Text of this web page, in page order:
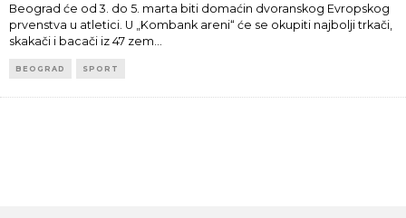
Beograd će od 3. do 5. marta biti domaćin dvoranskog Evropskog
prvenstva u atletici. U „Kombank areni“ će se okupiti najbolji trkači,
skakači i bacači iz 47 zem
BEOGRAD SPORT